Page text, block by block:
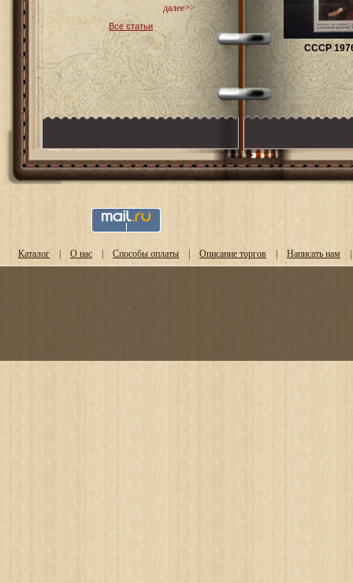
далее>>
Все статьи
СССР
Каталог | О нас | Способы оплаты | Описание торгов | Написать нам |